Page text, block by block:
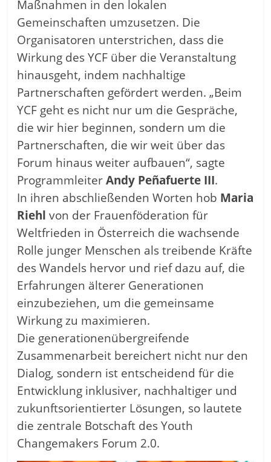
Maßnahmen in den lokalen
Gemeinschaften umzusetzen. Die
Organisatoren unterstrichen, dass die
Wirkung des YCF über die Veranstaltung
hinausgeht, indem nachhaltige
Partnerschaften gefördert werden. „Beim
YCF geht es nicht nur um die Gespräche,
die wir hier beginnen, sondern um die
Partnerschaften, die wir weit über das
Forum hinaus weiter aufbauen“, sagte
ProgrammleiterAndy Peñafuerte III.
In ihren abschließenden Worten hob Maria
Riehl von der Frauenföderation für
Weltfrieden in Österreich die wachsende
Rolle junger Menschen als treibende Kräfte
des Wandels hervor und rief dazu auf, die
Erfahrungen älterer Generationen
einzubeziehen, um die gemeinsame
Wirkung zu maximieren.
Die generationenübergreifende
Zusammenarbeit bereichert nicht nur den
Dialog, sondern ist entscheidend für die
Entwicklung inklusiver, nachhaltiger und
zukunftsorientierter Lösungen, so lautete
die zentrale Botschaft des Youth
Changemakers Forum 2.0.